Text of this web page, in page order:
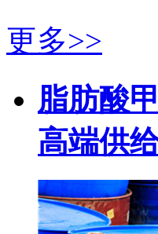
更多>>
脂肪酸
高端供